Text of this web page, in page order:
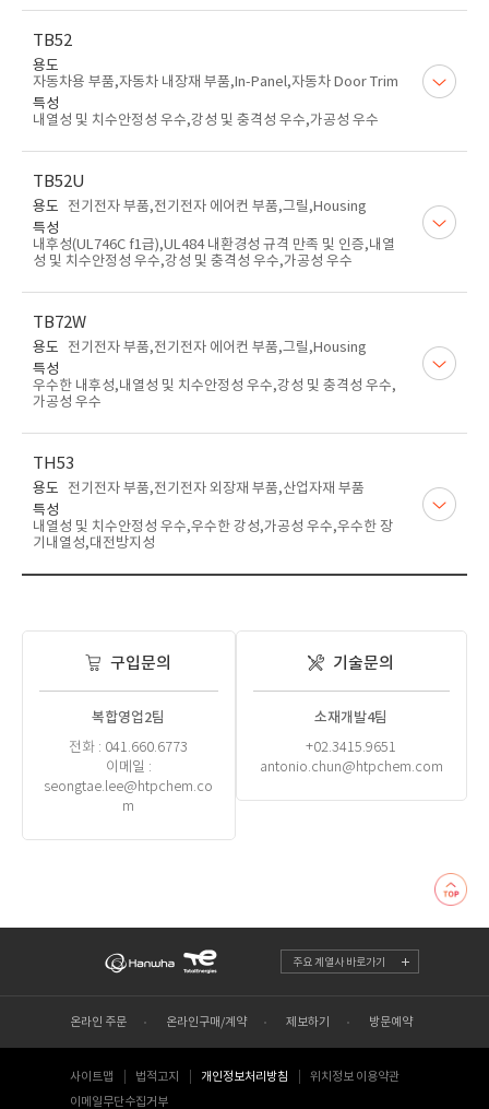
TB52
용도
자동차용 부품,자동차 내장재 부품,In-Panel,자동차 Door Trim
특성
내열성 및 치수안정성 우수,강성 및 충격성 우수,가공성 우수
TB52U
용도
전기전자 부품,전기전자 에어컨 부품,그릴,Housing
특성
내후성(UL746C f1급),UL484 내환경성 규격 만족 및 인증,내열
성 및 치수안정성 우수,강성 및 충격성 우수,가공성 우수
TB72W
용도
전기전자 부품,전기전자 에어컨 부품,그릴,Housing
특성
우수한 내후성,내열성 및 치수안정성 우수,강성 및 충격성 우수,
가공성 우수
TH53
용도
전기전자 부품,전기전자 외장재 부품,산업자재 부품
특성
내열성 및 치수안정성 우수,우수한 강성,가공성 우수,우수한 장
기내열성,대전방지성
구입문의
복합영업2팀
전화 : 041.660.6773
이메일 :
seongtae.lee@htpchem.co
m
기술문의
소재개발4팀
+02.3415.9651
antonio.chun@htpchem.com
주요 계열사 바로가기
온라인 주문 온라인구매/계약 제보하기 방문예약
사이트맵 법적고지 개인정보처리방침
위치정보 이용약관
이메일무단수집거부